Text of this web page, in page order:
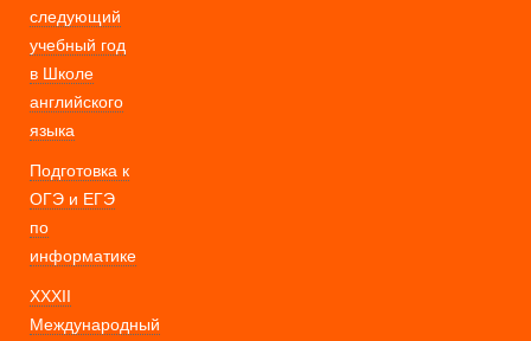
следующий
учебный год
в Школе
английского
языка
Подготовка к
ОГЭ и ЕГЭ
по
информатике
XXXII
Международный